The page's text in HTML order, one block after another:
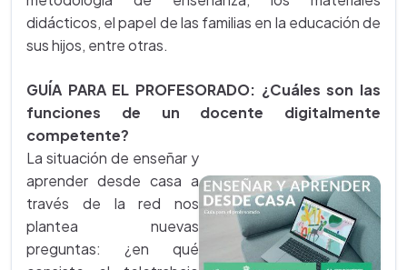
didácticos, el papel de las familias en la educación de
sus hijos, entre otras.
GUÍA PARA EL PROFESORADO: ¿Cuáles son las
funciones de un docente digitalmente
competente?
La situación de enseñar y
aprender desde casa a
través de la red nos
plantea nuevas
preguntas: ¿en qué